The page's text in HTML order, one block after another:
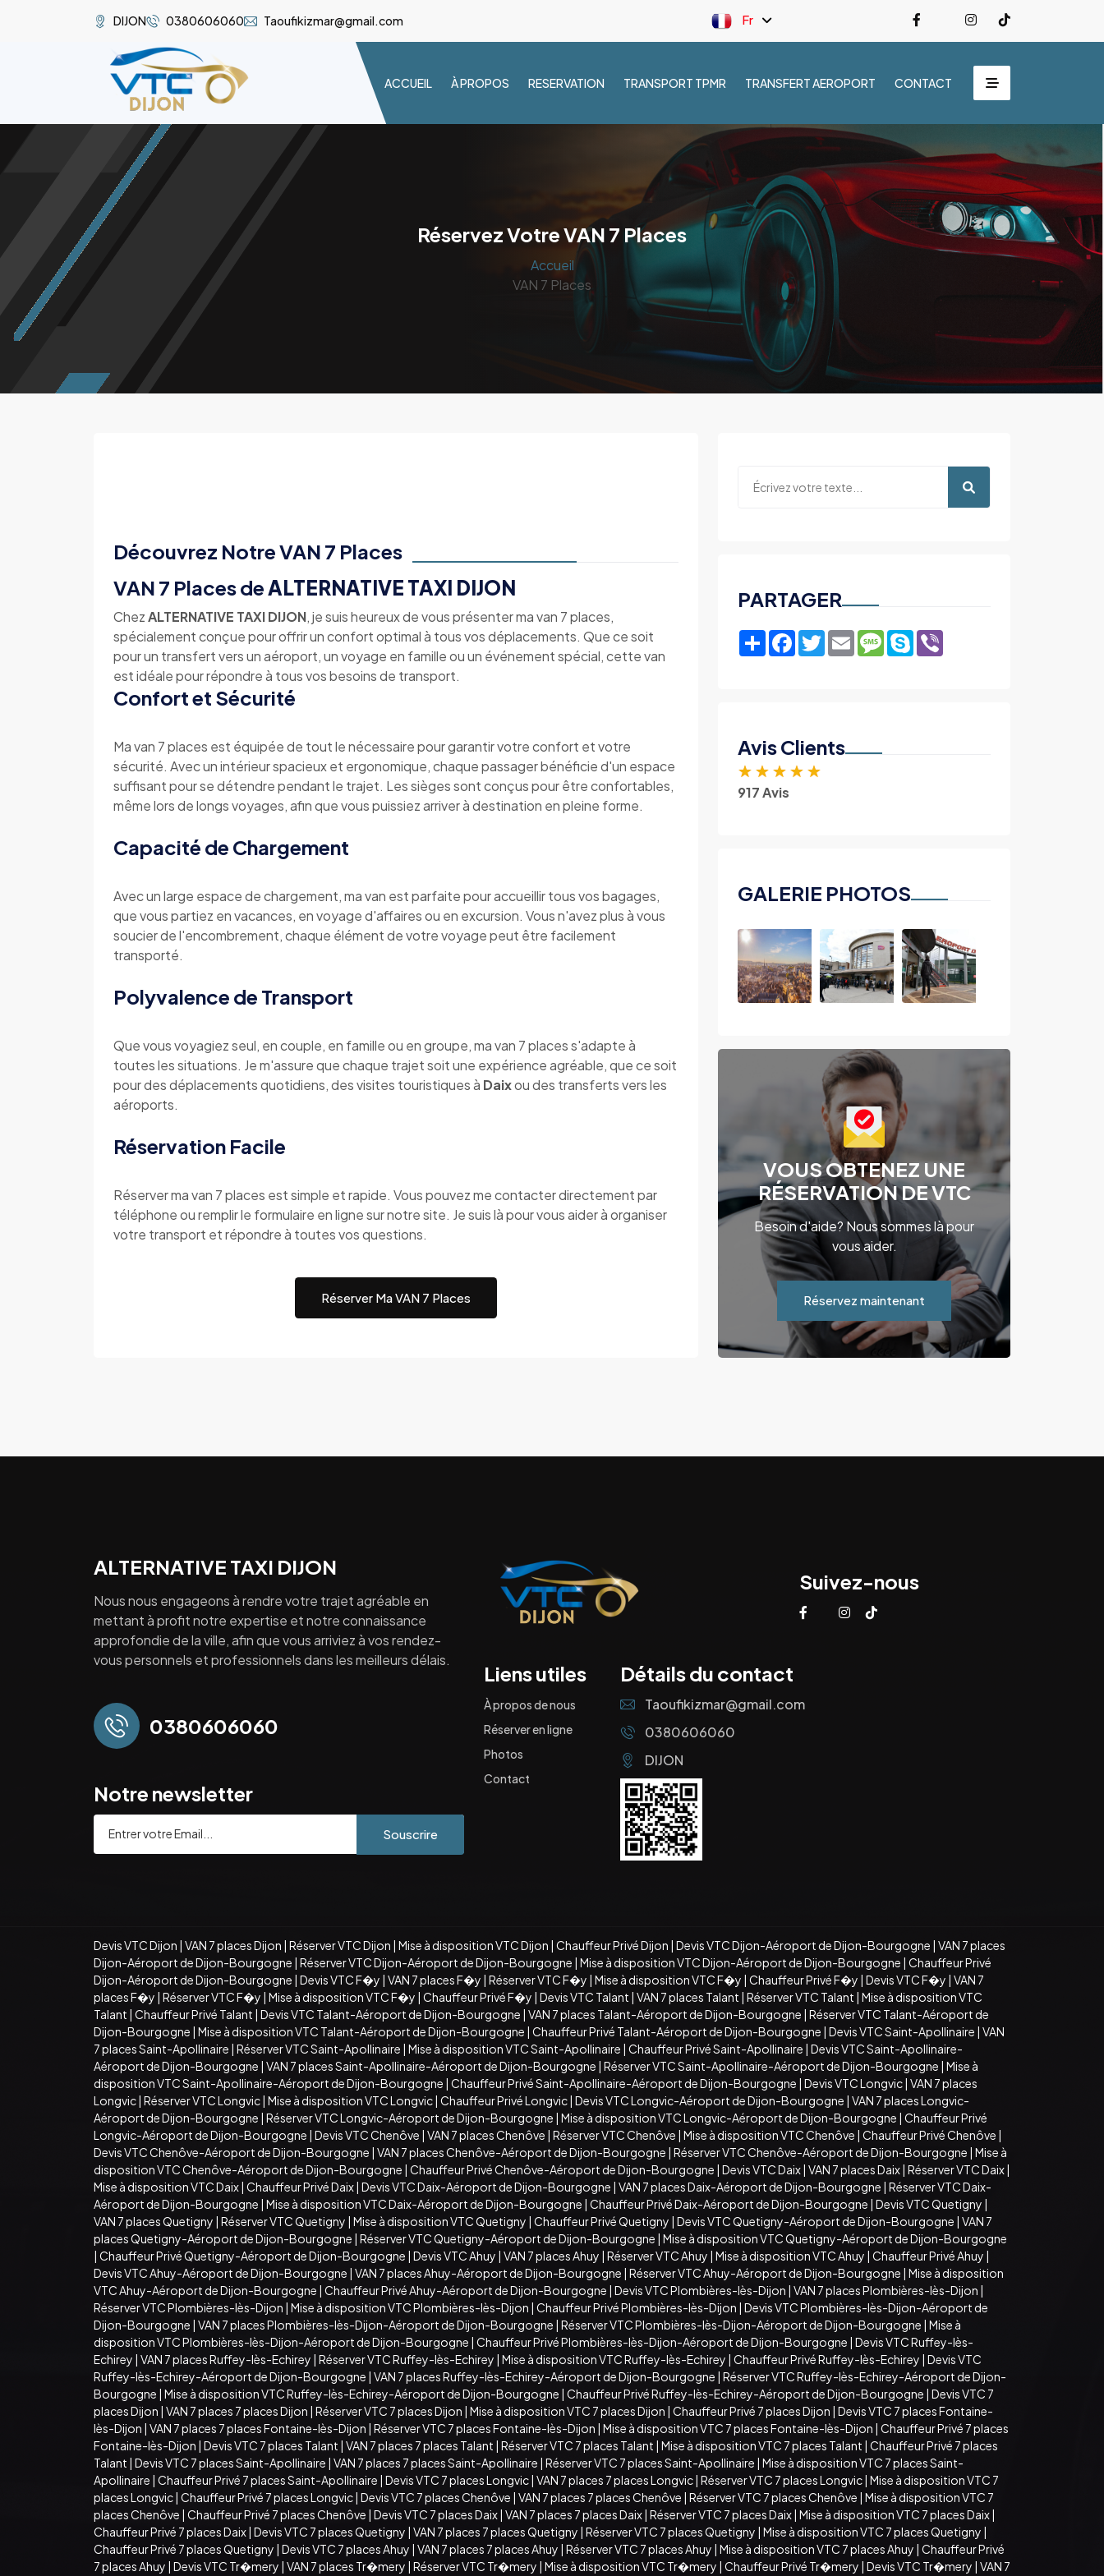
DIJON 0380606060 Taoufikizmar@gmail.com Fr
ACCUEIL À PROPOS RESERVATION TRANSPORT TPMR TRANSFERT AEROPORT CONTACT
Réservez Votre VAN 7 Places
Accueil
VAN 7 Places
Découvrez Notre VAN 7 Places
VAN 7 Places deALTERNATIVE TAXI DIJON
ChezALTERNATIVE TAXI DIJON, je suis heureux de vous présenter ma van 7 places,
spécialement conçue pour offrir un confort optimal à tous vos déplacements. Que ce soit
pour un transfert vers un aéroport, un voyage en famille ou un événement spécial, cette van
est idéale pour répondre à tous vos besoins de transport.
Confort et Sécurité
Ma van 7 places est équipée de tout le nécessaire pour garantir votre confort et votre
sécurité. Avec un intérieur spacieux et ergonomique, chaque passager bénéficie d'un espace
suffisant pour se détendre pendant le trajet. Les sièges sont conçus pour être confortables,
même lors de longs voyages, afin que vous puissiez arriver à destination en pleine forme.
Capacité de Chargement
Avec un large espace de chargement, ma van est parfaite pour accueillir tous vos bagages,
que vous partiez en vacances, en voyage d'affaires ou en excursion. Vous n'avez plus à vous
soucier de l'encombrement, chaque élément de votre voyage peut être facilement
transporté.
Polyvalence de Transport
Que vous voyagiez seul, en couple, en famille ou en groupe, ma van 7 places s'adapte à
toutes les situations. Je m'assure que chaque trajet soit une expérience agréable, que ce soit
pour des déplacements quotidiens, des visites touristiques à Daixou des transferts vers les
aéroports.
Réservation Facile
Réserver ma van 7 places est simple et rapide. Vous pouvez me contacter directement par
téléphone ou remplir le formulaire en ligne sur notre site. Je suis là pour vous aider à organiser
votre transport et répondre à toutes vos questions.
Réserver Ma VAN 7 Places
PARTAGER
ShareFacebook
TwitterEmailMessage
Skype
Avis Clients
★ ★ ★ ★ ★
917 Avis
GALERIE PHOTOS
VOUS OBTENEZ UNE
RÉSERVATION DE VTC
Besoin d'aide? Nous sommes là pour
vous aider.
Réservez maintenant
ALTERNATIVE TAXI DIJON
Nous nous engageons à rendre votre trajet agréable en
mettant à profit notre expertise et notre connaissance
approfondie de la ville, afin que vous arriviez à vos rendez-
vous personnels et professionnels dans les meilleurs délais.
0380606060
Notre newsletter
Souscrire
Suivez-nous
Liens utiles
À propos de nous
Réserver en ligne
Photos
Contact
Détails du contact
Taoufikizmar@gmail.com
0380606060
DIJON
Devis VTC Dijon | VAN 7 places Dijon | Réserver VTC Dijon | Mise à disposition VTC Dijon | Chauffeur Privé Dijon | Devis VTC Dijon-Aéroport de Dijon-Bourgogne | VAN 7 places
Dijon-Aéroport de Dijon-Bourgogne | Réserver VTC Dijon-Aéroport de Dijon-Bourgogne | Mise à disposition VTC Dijon-Aéroport de Dijon-Bourgogne | Chauffeur Privé
Dijon-Aéroport de Dijon-Bourgogne | Devis VTC F�y | VAN 7 places F�y | Réserver VTC F�y | Mise à disposition VTC F�y | Chauffeur Privé F�y | Devis VTC F�y | VAN 7
places F�y | Réserver VTC F�y | Mise à disposition VTC F�y | Chauffeur Privé F�y | Devis VTC Talant | VAN 7 places Talant | Réserver VTC Talant | Mise à disposition VTC
Talant | Chauffeur Privé Talant | Devis VTC Talant-Aéroport de Dijon-Bourgogne | VAN 7 places Talant-Aéroport de Dijon-Bourgogne | Réserver VTC Talant-Aéroport de
Dijon-Bourgogne | Mise à disposition VTC Talant-Aéroport de Dijon-Bourgogne | Chauffeur Privé Talant-Aéroport de Dijon-Bourgogne | Devis VTC Saint-Apollinaire | VAN
7 places Saint-Apollinaire | Réserver VTC Saint-Apollinaire | Mise à disposition VTC Saint-Apollinaire | Chauffeur Privé Saint-Apollinaire | Devis VTC Saint-Apollinaire-
Aéroport de Dijon-Bourgogne | VAN 7 places Saint-Apollinaire-Aéroport de Dijon-Bourgogne | Réserver VTC Saint-Apollinaire-Aéroport de Dijon-Bourgogne | Mise à
disposition VTC Saint-Apollinaire-Aéroport de Dijon-Bourgogne | Chauffeur Privé Saint-Apollinaire-Aéroport de Dijon-Bourgogne | Devis VTC Longvic| VAN 7 places
Longvic| Réserver VTC Longvic| Mise à disposition VTC Longvic| Chauffeur Privé Longvic| Devis VTC Longvic-Aéroport de Dijon-Bourgogne | VAN 7 places Longvic-
Aéroport de Dijon-Bourgogne | Réserver VTC Longvic-Aéroport de Dijon-Bourgogne | Mise à disposition VTC Longvic-Aéroport de Dijon-Bourgogne | Chauffeur Privé
Longvic-Aéroport de Dijon-Bourgogne | Devis VTC Chenôve | VAN 7 places Chenôve | Réserver VTC Chenôve | Mise à disposition VTC Chenôve | Chauffeur Privé Chenôve |
Devis VTC Chenôve-Aéroport de Dijon-Bourgogne | VAN 7 places Chenôve-Aéroport de Dijon-Bourgogne | Réserver VTC Chenôve-Aéroport de Dijon-Bourgogne | Mise à
disposition VTC Chenôve-Aéroport de Dijon-Bourgogne | Chauffeur Privé Chenôve-Aéroport de Dijon-Bourgogne | Devis VTC Daix| VAN 7 places Daix| Réserver VTC Daix|
Mise à disposition VTC Daix| Chauffeur Privé Daix| Devis VTC Daix-Aéroport de Dijon-Bourgogne | VAN 7 places Daix-Aéroport de Dijon-Bourgogne | Réserver VTC Daix-
Aéroport de Dijon-Bourgogne | Mise à disposition VTC Daix-Aéroport de Dijon-Bourgogne | Chauffeur Privé Daix-Aéroport de Dijon-Bourgogne | Devis VTC Quetigny |
VAN 7 places Quetigny | Réserver VTC Quetigny | Mise à disposition VTC Quetigny | Chauffeur Privé Quetigny | Devis VTC Quetigny-Aéroport de Dijon-Bourgogne | VAN 7
places Quetigny-Aéroport de Dijon-Bourgogne | Réserver VTC Quetigny-Aéroport de Dijon-Bourgogne | Mise à disposition VTC Quetigny-Aéroport de Dijon-Bourgogne
| Chauffeur Privé Quetigny-Aéroport de Dijon-Bourgogne | Devis VTC Ahuy | VAN 7 places Ahuy | Réserver VTC Ahuy | Mise à disposition VTC Ahuy | Chauffeur Privé Ahuy |
Devis VTC Ahuy-Aéroport de Dijon-Bourgogne | VAN 7 places Ahuy-Aéroport de Dijon-Bourgogne | Réserver VTC Ahuy-Aéroport de Dijon-Bourgogne | Mise à disposition
VTC Ahuy-Aéroport de Dijon-Bourgogne | Chauffeur Privé Ahuy-Aéroport de Dijon-Bourgogne | Devis VTC Plombières-lès-Dijon | VAN 7 places Plombières-lès-Dijon |
Réserver VTC Plombières-lès-Dijon | Mise à disposition VTC Plombières-lès-Dijon | Chauffeur Privé Plombières-lès-Dijon | Devis VTC Plombières-lès-Dijon-Aéroport de
Dijon-Bourgogne | VAN 7 places Plombières-lès-Dijon-Aéroport de Dijon-Bourgogne | Réserver VTC Plombières-lès-Dijon-Aéroport de Dijon-Bourgogne | Mise à
disposition VTC Plombières-lès-Dijon-Aéroport de Dijon-Bourgogne | Chauffeur Privé Plombières-lès-Dijon-Aéroport de Dijon-Bourgogne | Devis VTC Ruffey-lès-
Echirey | VAN 7 places Ruffey-lès-Echirey | Réserver VTC Ruffey-lès-Echirey | Mise à disposition VTC Ruffey-lès-Echirey | Chauffeur Privé Ruffey-lès-Echirey | Devis VTC
Ruffey-lès-Echirey-Aéroport de Dijon-Bourgogne | VAN 7 places Ruffey-lès-Echirey-Aéroport de Dijon-Bourgogne | Réserver VTC Ruffey-lès-Echirey-Aéroport de Dijon-
Bourgogne | Mise à disposition VTC Ruffey-lès-Echirey-Aéroport de Dijon-Bourgogne | Chauffeur Privé Ruffey-lès-Echirey-Aéroport de Dijon-Bourgogne | Devis VTC 7
places Dijon | VAN 7 places 7 places Dijon | Réserver VTC 7 places Dijon | Mise à disposition VTC 7 places Dijon | Chauffeur Privé 7 places Dijon | Devis VTC 7 places Fontaine-
lès-Dijon | VAN 7 places 7 places Fontaine-lès-Dijon | Réserver VTC 7 places Fontaine-lès-Dijon | Mise à disposition VTC 7 places Fontaine-lès-Dijon | Chauffeur Privé 7 places
Fontaine-lès-Dijon | Devis VTC 7 places Talant | VAN 7 places 7 places Talant | Réserver VTC 7 places Talant | Mise à disposition VTC 7 places Talant | Chauffeur Privé 7 places
Talant | Devis VTC 7 places Saint-Apollinaire | VAN 7 places 7 places Saint-Apollinaire | Réserver VTC 7 places Saint-Apollinaire | Mise à disposition VTC 7 places Saint-
Apollinaire | Chauffeur Privé 7 places Saint-Apollinaire | Devis VTC 7 places Longvic| VAN 7 places 7 places Longvic| Réserver VTC 7 places Longvic| Mise à disposition VTC 7
places Longvic| Chauffeur Privé 7 places Longvic| Devis VTC 7 places Chenôve | VAN 7 places 7 places Chenôve | Réserver VTC 7 places Chenôve | Mise à disposition VTC 7
places Chenôve | Chauffeur Privé 7 places Chenôve | Devis VTC 7 places Daix| VAN 7 places 7 places Daix| Réserver VTC 7 places Daix| Mise à disposition VTC 7 places Daix|
Chauffeur Privé 7 places Daix| Devis VTC 7 places Quetigny | VAN 7 places 7 places Quetigny | Réserver VTC 7 places Quetigny | Mise à disposition VTC 7 places Quetigny |
Chauffeur Privé 7 places Quetigny | Devis VTC 7 places Ahuy | VAN 7 places 7 places Ahuy | Réserver VTC 7 places Ahuy | Mise à disposition VTC 7 places Ahuy | Chauffeur Privé
7 places Ahuy | Devis VTC Tr�mery | VAN 7 places Tr�mery | Réserver VTC Tr�mery | Mise à disposition VTC Tr�mery | Chauffeur Privé Tr�mery | Devis VTC Tr�mery | VAN 7